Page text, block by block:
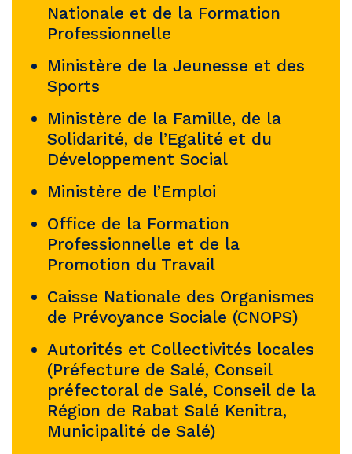
Nationale et de la Formation
Professionnelle
Ministère de la Jeunesse et des
Sports
Ministère de la Famille, de la
Solidarité, de l’Egalité et du
Développement Social
Ministère de l’Emploi
Office de la Formation
Professionnelle et de la
Promotion du Travail
Caisse Nationale des Organismes
de Prévoyance Sociale (CNOPS)
Autorités et Collectivités locales
(Préfecture de Salé, Conseil
préfectoral de Salé, Conseil de la
Région de Rabat Salé Kenitra,
Municipalité de Salé)